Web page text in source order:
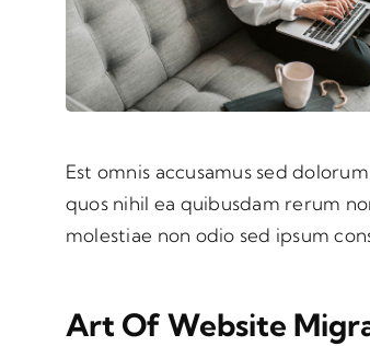
Est omnis accusamus sed
quos nihil ea quibusdam rerum
molestiae non odio sed ipsum
Art Of Website